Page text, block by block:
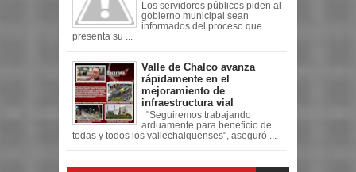
Los servidores públicos piden al
gobierno municipal sean
informados del proceso que
presenta su ...
Valle de Chalco avanza
rápidamente en el
mejoramiento de
infraestructura vial
"Seguiremos trabajando
arduamente para beneficio de
todas y todos los vallechalquenses", aseguró ...